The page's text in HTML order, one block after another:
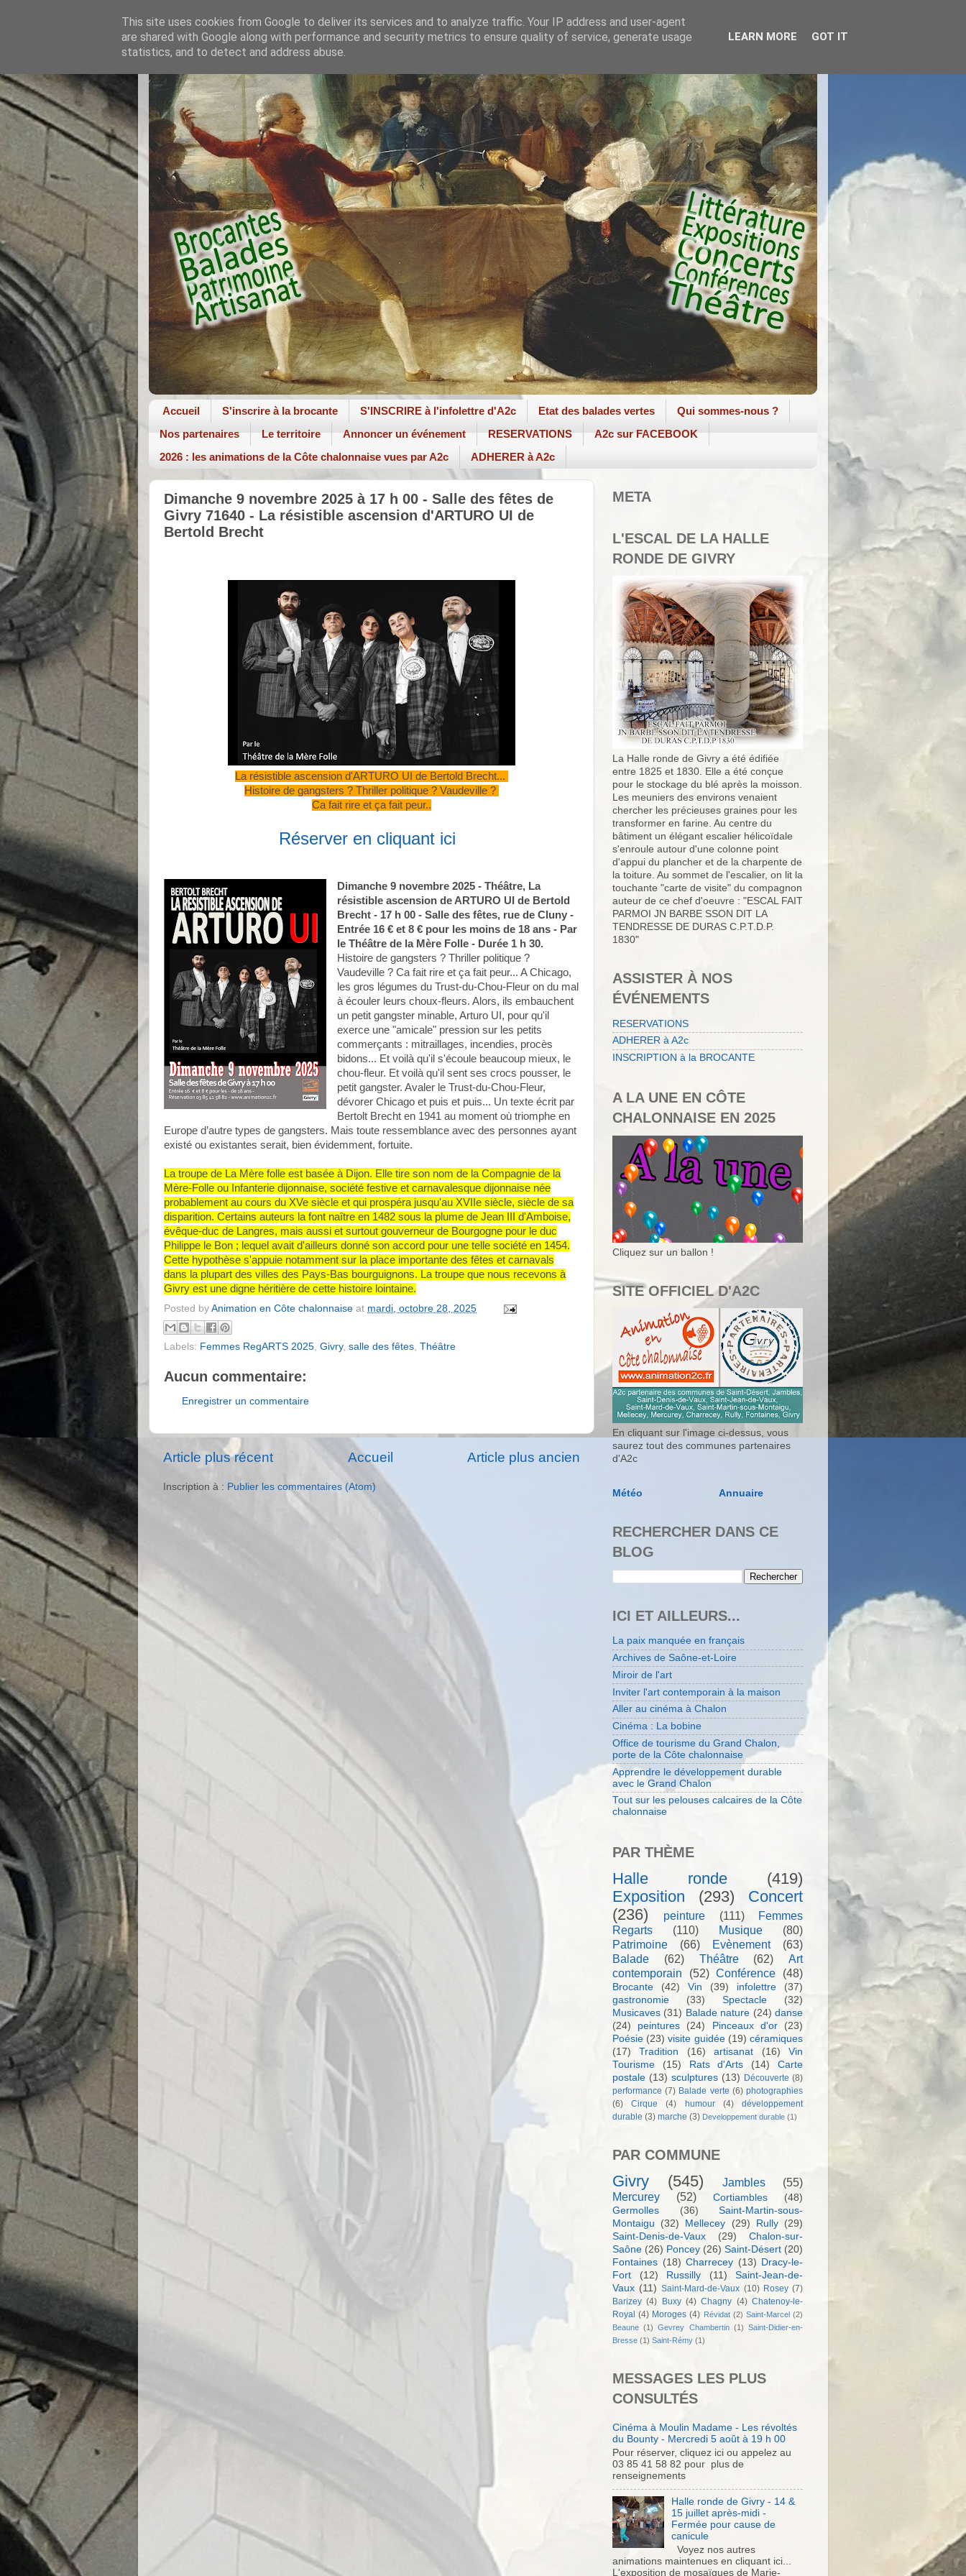
Accueil S'inscrire à la brocante S'INSCRIRE à l'infolettre d'A2c Etat des balades vertes
Qui sommes-nous ?
Nos partenaires
Le territoire Annoncer un événement RESERVATIONS
A2c sur FACEBOOK
2026 : les animations de la Côte chalonnaise vues par A2c
ADHERER à A2c
Dimanche 9 novembre 2025 à 17 h 00 - Salle des fêtes de
Givry 71640 - La résistible ascension d'ARTURO UI de
Bertold Brecht
La résistible ascension d'ARTURO UI de Bertold Brecht...
Histoire de gangsters ? Thriller politique ? Vaudeville ?
Ca fait rire et ça fait peur..
Réserver en cliquant ici
Dimanche 9 novembre 2025 - Théâtre, La
résistible ascension de ARTURO UI de Bertold
Brecht - 17 h 00 - Salle des fêtes, rue de Cluny -
Entrée 16 € et 8 € pour les moins de 18 ans - Par
le Théâtre de la Mère Folle - Durée 1 h 30.
Histoire de gangsters ? Thriller politique ?
Vaudeville ? Ca fait rire et ça fait peur... A Chicago,
les gros légumes du Trust-du-Chou-Fleur on du mal
à écouler leurs choux-fleurs. Alors, ils embauchent
un petit gangster minable, Arturo UI, pour qu'il
exerce une "amicale" pression sur les petits
commerçants : mitraillages, incendies, procès
bidons... Et voilà qu'il s'écoule beaucoup mieux, le
chou-fleur. Et voilà qu'il sent ses crocs pousser, le
petit gangster. Avaler le Trust-du-Chou-Fleur,
dévorer Chicago et puis et puis... Un texte écrit par
Bertolt Brecht en 1941 au moment où triomphe en
Europe d’autre types de gangsters. Mais toute ressemblance avec des personnes ayant
existé ou existantes serait, bien évidemment, fortuite.
La troupe de La Mère folle est basée à Dijon. Elle tire son nom de la Compagnie de la
Mère-Folle ou Infanterie dijonnaise, société festive et carnavalesque dijonnaise née
probablement au cours du XVe siècle et qui prospéra jusqu'au XVIIe siècle, siècle de sa
disparition. Certains auteurs la font naître en 1482 sous la plume de Jean III d'Amboise,
évêque-duc de Langres, mais aussi et surtout gouverneur de Bourgogne pour le duc
Philippe le Bon ; lequel avait d'ailleurs donné son accord pour une telle société en 1454.
Cette hypothèse s'appuie notamment sur la place importante des fêtes et carnavals
dans la plupart des villes des Pays-Bas bourguignons. La troupe que nous recevons à
Givry est une digne héritière de cette histoire lointaine󠆌.
Posted by Animation en Côte chalonnaise at mardi, octobre 28, 2025
Labels: Femmes RegARTS 2025, Givry, salle des fêtes, Théâtre
Aucun commentaire:
Enregistrer un commentaire
Article plus récent Article plus ancien
Accueil
Inscription à : Publier les commentaires (Atom)
META
L'ESCAL DE LA HALLE
RONDE DE GIVRY
La Halle ronde de Givry a été édifiée
entre 1825 et 1830. Elle a été conçue
pour le stockage du blé après la moisson.
Les meuniers des environs venaient
chercher les précieuses graines pour les
transformer en farine. Au centre du
bâtiment un élégant escalier hélicoïdale
s'enroule autour d'une colonne point
d'appui du plancher et de la charpente de
la toiture. Au sommet de l'escalier, on lit la
touchante "carte de visite" du compagnon
auteur de ce chef d'oeuvre : "ESCAL FAIT
PARMOI JN BARBE SSON DIT LA
TENDRESSE DE DURAS C.P.T.D.P.
1830"
ASSISTER À NOS
ÉVÉNEMENTS
RESERVATIONS
ADHERER à A2c
INSCRIPTION à la BROCANTE
A LA UNE EN CÔTE
CHALONNAISE EN 2025
Cliquez sur un ballon !
SITE OFFICIEL D'A2C
En cliquant sur l'image ci-dessus, vous
saurez tout des communes partenaires
d'A2c
Météo Annuaire
RECHERCHER DANS CE
BLOG
ICI ET AILLEURS...
La paix manquée en français
Archives de Saône-et-Loire
Miroir de l'art
Inviter l'art contemporain à la maison
Aller au cinéma à Chalon
Cinéma : La bobine
Office de tourisme du Grand Chalon,
porte de la Côte chalonnaise
Apprendre le développement durable
avec le Grand Chalon
Tout sur les pelouses calcaires de la Côte
chalonnaise
PAR THÈME
Halle ronde
(419)
Exposition
(293)
Concert
(236)
peinture (111)
Femmes
Regarts
(110) Musique
(80)
Patrimoine
(66) Evènement
(63)
Balade
(62) Théâtre (62)
Art
contemporain
(52) Conférence (48)
Brocante (42) Vin (39) infolettre
(37)
gastronomie
(33) Spectacle
(32)
Musicaves (31) Balade nature (24) danse
(24)
peintures (24) Pinceaux d'or
(23)
Poésie (23) visite guidée (19) céramiques
(17)
Tradition (16) artisanat (16)
Vin
Tourisme
(15) Rats d'Arts (14)
Carte
postale (13) sculptures (13) Découverte (8)
performance (7) Balade verte (6) photographies
(6)
Cirque (4) humour (4)
développement
durable (3) marche (3) Developpement durable (1)
PAR COMMUNE
Givry (545) Jambles
(55)
Mercurey
(52) Cortiambles
(48)
Germolles
(36)
Saint-Martin-sous-
Montaigu
(32) Mellecey (29) Rully
(29)
Saint-Denis-de-Vaux
(29)
Chalon-sur-
Saône (26) Poncey (26) Saint-Désert (20)
Fontaines (18) Charrecey (13) Dracy-le-
Fort
(12) Russilly (11)
Saint-Jean-de-
Vaux (11) Saint-Mard-de-Vaux (10) Rosey (7)
Barizey (4) Buxy (4) Chagny (4) Chatenoy-le-
Royal (4) Moroges (4) Révidat (2) Saint-Marcel (2)
Beaune (1) Gevrey Chambertin (1) Saint-Didier-en-
Bresse (1) Saint-Rémy (1)
MESSAGES LES PLUS
CONSULTÉS
Cinéma à Moulin Madame - Les révoltés
du Bounty - Mercredi 5 août à 19 h 00
Pour réserver, cliquez ici ou appelez au
03 85 41 58 82 pour plus de
renseignements
Halle ronde de Givry - 14 &
15 juillet après-midi -
Fermée pour cause de
canicule
Voyez nos autres
animations maintenues en cliquant ici...
L'exposition de mosaïques de Marie-
This site uses cookies from Google to deliver its services and to analyze traffic. Your IP address and user-agent
are shared with Google along with performance and security metrics to ensure quality of service, generate usage
statistics, and to detect and address abuse.
LEARN MORE GOT IT